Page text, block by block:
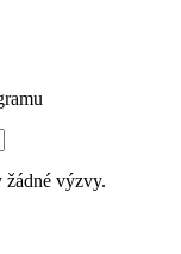
žádné výzvy.